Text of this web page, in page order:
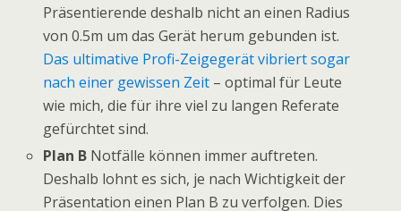
Präsentierende deshalb nicht an einen Radius
von 0.5m um das Gerät herum gebunden ist.
Das ultimative Profi-Zeigegerät vibriert sogar
nach einer gewissen Zeit – optimal für Leute
wie mich, die für ihre viel zu langen Referate
gefürchtet sind.
Plan B Notfälle können immer auftreten.
Deshalb lohnt es sich, je nach Wichtigkeit der
Präsentation einen Plan B zu verfolgen. Dies